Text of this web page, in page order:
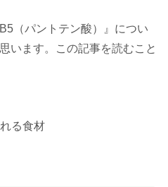
（パントテン酸）』につい
います。この記事を読むこと
る食材